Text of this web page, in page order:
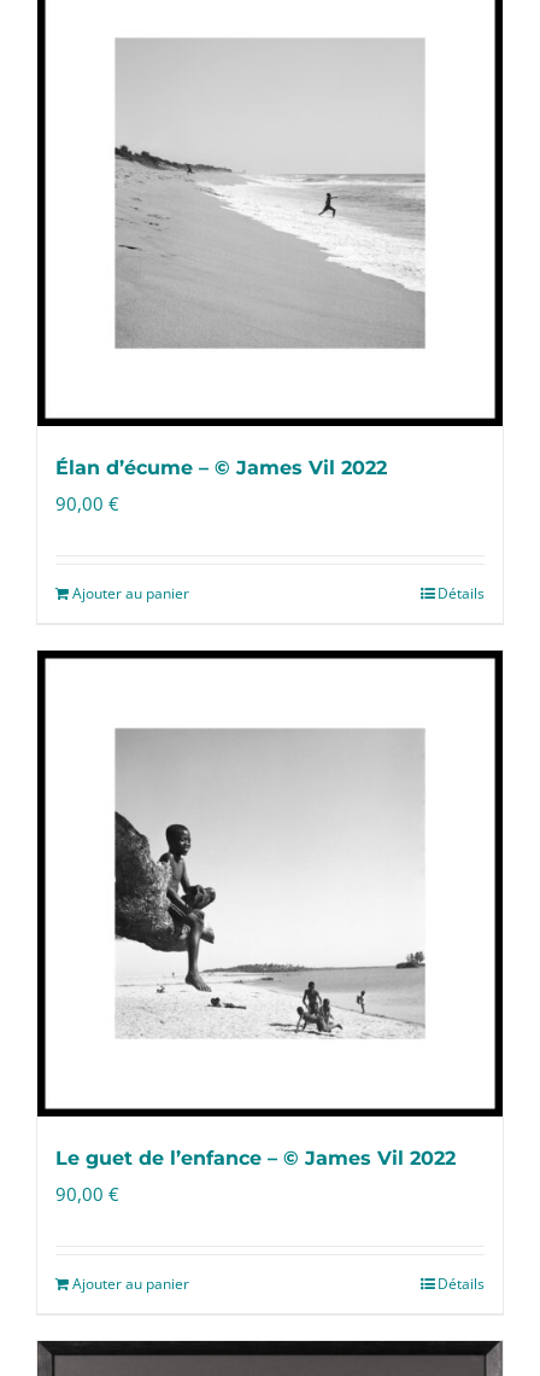
Élan d’écume – © James Vil 2022
90,00 €
Ajouter au panier Détails
Le guet de l’enfance – © James Vil 2022
90,00 €
Ajouter au panier Détails